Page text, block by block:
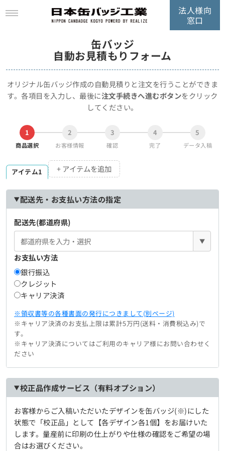
法人様向
窓口
缶バッジ
自動お見積もりフォーム
オリジナル缶バッジ作成の自動見積りと注文を行うことができま
す。各項目を入力し、最後に注文手続きへ進むボタンをクリック
してください。
1
商品選択
2
お客様情報
3
確認
4
完了
5
データ入稿
アイテム1 + アイテムを追加
配送先・お支払い方法の指定
配送先(都道府県)
▼
お支払い方法
銀行振込
クレジット
キャリア決済
※領収書等の各種書面の発行につきまして(別ページ)
※キャリア決済のお支払上限は累計5万円(送料・消費税込み)で
す。
※キャリア決済についてはご利用のキャリア様にお問い合わせく
ださい
校正品作成サービス（有料オプション）
お客様からご入稿いただいたデザインを缶バッジ(※)にした
状態で「校正品」として【各デザイン各1個】をお届けいた
します。量産前に印刷の仕上がりや仕様の確認をご希望の場
合はお選びください。